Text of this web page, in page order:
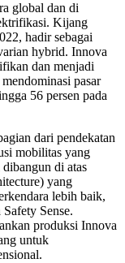
global dan di
Kijang
hadir sebagai
hybrid. Innova
dan menjadi
pasar
56 persen pada
dari pendekatan
mobilitas yang
di atas
yang
lebih baik,
Sense.
produksi Innova
untuk